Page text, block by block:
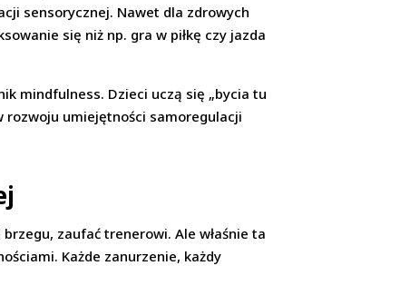
sensorycznej. Nawet dla zdrowych
się niż np. gra w piłkę czy jazda
mindfulness. Dzieci uczą się „bycia tu
rozwoju umiejętności samoregulacji
zaufać trenerowi. Ale właśnie ta
Każde zanurzenie, każdy